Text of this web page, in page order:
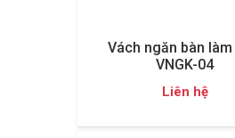
Vách ngăn bàn
VNGK-04
Liên hệ